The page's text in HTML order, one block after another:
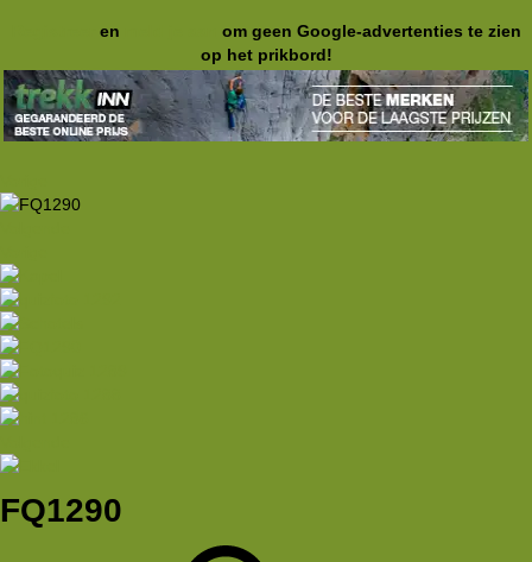
en
om geen Google-advertenties te zien
op het prikbord!
FQ1290